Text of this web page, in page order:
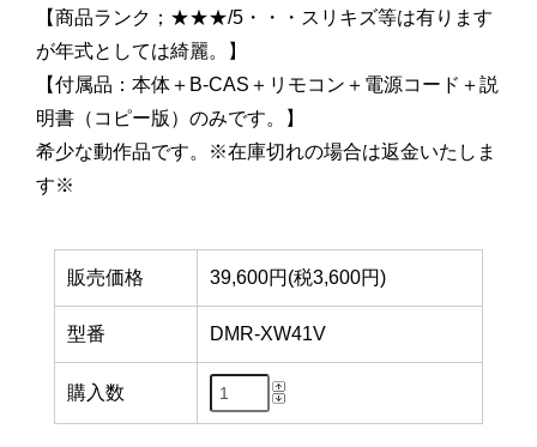
【商品ランク；★★★/5・・・スリキズ等は有ります
が年式としては綺麗。】
【付属品：本体＋B-CAS＋リモコン＋電源コード＋説
明書（コピー版）のみです。】
希少な動作品です。※在庫切れの場合は返金いたしま
す※
販売価格 39,600円(税3,600円)
型番 DMR-XW41V
購入数